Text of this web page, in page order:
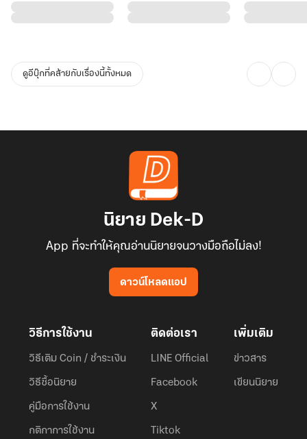
ดูอีบุ๊กที่คล้ายกับเรื่องนี้ทั้งหมด
นิยาย Dek-D
App ที่จะทำให้คุณอ่านนิยายจนวางมือถือไม่ลง!
ดาวน์โหลดแอป
วิธีการใช้งาน
วิธีเติม Coin / ชำระเงิน
วิธีซื้อนิยาย
คู่มือการใช้งาน
กติกาการใช้งาน
ติดต่อเรา
LINE Official
Facebook
X
Tiktok
เพิ่มเติม
ข่าวสาร
เขียนนิยาย